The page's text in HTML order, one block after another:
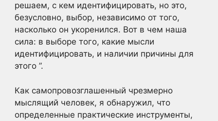
решаем, с кем идентифицировать, но это,
безусловно, выбор, независимо от того,
насколько он укоренился. Вот в чем наша
сила: в выборе того, какие мысли
идентифицировать, и наличии причины для
этого ”.
Как самопровозглашенный чрезмерно
мыслящий человек, я обнаружил, что
определенные практические инструменты,